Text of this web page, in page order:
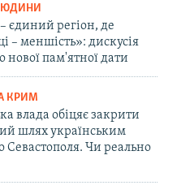
єдиний регіон, де
– меншість»: дискусія
нової пам'ятної дати
КРИМ
влада обіцяє закрити
шлях українським
Севастополя. Чи реально